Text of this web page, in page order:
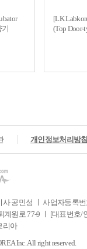
기
[LK
(Top Door-
개인정보처리방침
공민성 ㅣ 사업자등록
원로 77-9 ㅣ [대표번호/
리아
Inc. All right reserved.